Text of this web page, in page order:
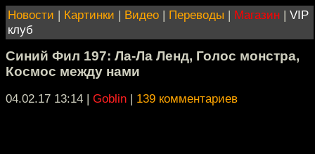
Новости | Картинки | Видео | Переводы | Магазин | VIP
клуб
Синий Фил 197: Ла-Ла Ленд, Голос монстра,
Космос между нами
04.02.17 13:14 | Goblin | 139 комментариев